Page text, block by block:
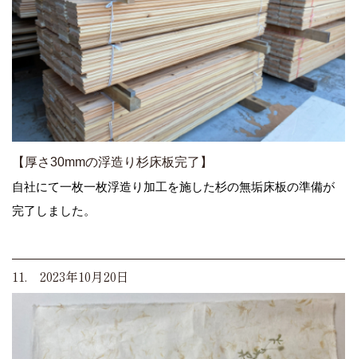
【厚さ30mmの浮造り杉床板完了】
自社にて一枚一枚浮造り加工を施した杉の無垢床板の準備が
完了しました。
11. 2023年10月20日